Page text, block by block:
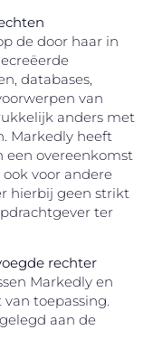
de door haar in
databases,
van
anders met
Markedly heeft
een overeenkomst
voor andere
hierbij geen strikt
ter
rechter
Markedly en
toepassing.
aan de